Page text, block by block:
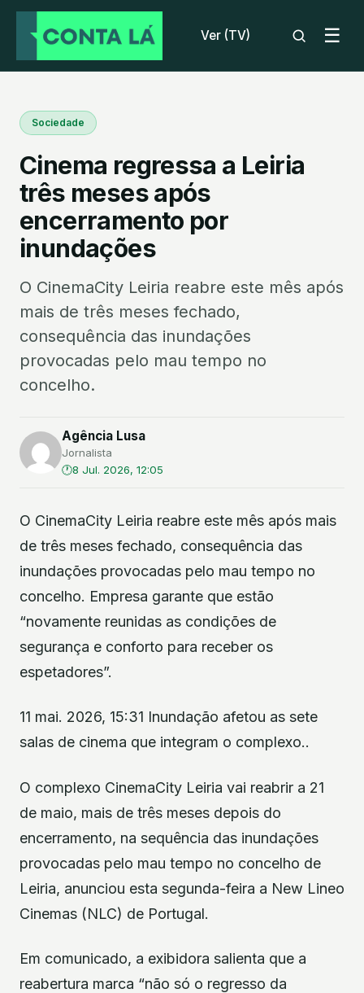
Ver (TV) ☰
Sociedade
Cinema regressa a Leiria
três meses após
encerramento por
inundações
O CinemaCity Leiria reabre este mês após
mais de três meses fechado,
consequência das inundações
provocadas pelo mau tempo no
concelho.
Agência Lusa
Jornalista
8 Jul. 2026, 12:05
O CinemaCity Leiria reabre este mês após mais
de três meses fechado, consequência das
inundações provocadas pelo mau tempo no
concelho. Empresa garante que estão
“novamente reunidas as condições de
segurança e conforto para receber os
espetadores”.
11 mai. 2026, 15:31 Inundação afetou as sete
salas de cinema que integram o complexo..
O complexo CinemaCity Leiria vai reabrir a 21
de maio, mais de três meses depois do
encerramento, na sequência das inundações
provocadas pelo mau tempo no concelho de
Leiria, anunciou esta segunda-feira a New Lineo
Cinemas (NLC) de Portugal.
Em comunicado, a exibidora salienta que a
reabertura marca “não só o regresso da